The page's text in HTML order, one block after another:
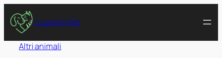
I Love My Pet
Altri animali